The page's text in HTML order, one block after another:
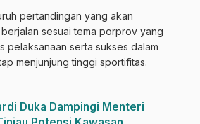
pertandingan yang akan
sesuai tema porprov yang
pelaksanaan serta sukses dalam
menjunjung tinggi sportifitas.
Duka Dampingi Menteri